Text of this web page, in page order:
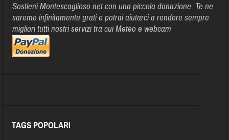
Sostieni Montescaglioso.net con una piccola donazione. Te ne
saremo infinitamente grati e potrai aiutarci a rendere sempre
migliori tutti nostri servizi tra cui Meteo e webcam
TAGS POPOLARI